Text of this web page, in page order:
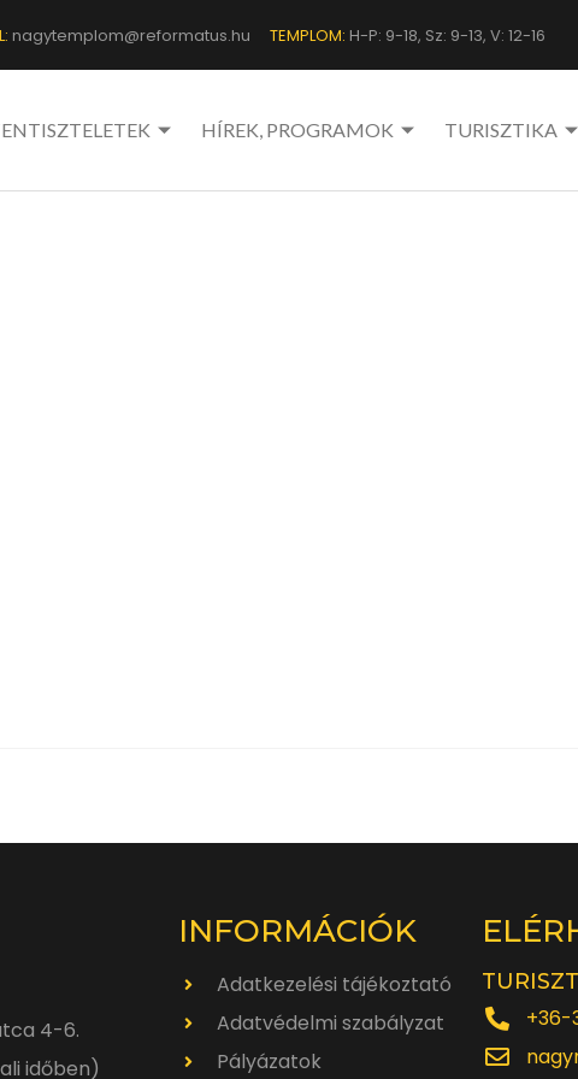
nagytemplom@reformatus.hu TEMPLOM: H-P: 9-18, Sz: 9-13, V: 12-16
HÍREK, PROGRAMOK TURISZTIKA
4-6.
időben)
INFORMÁCIÓK
Adatkezelési tájékoztató
Adatvédelmi szabályzat
Pályázatok
+36-